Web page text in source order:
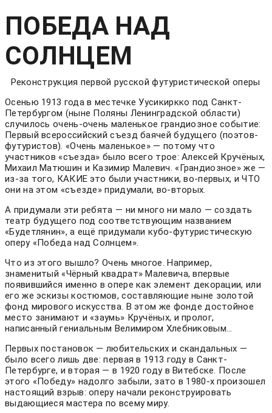
ПОБЕДА НАД
СОЛНЦЕМ
Реконструкция первой русской футуристической оперы
Осенью 1913 года в местечке Уусикиркко под Санкт-
Петербургом (ныне Поляны Ленинградской области)
случилось очень-очень маленькое грандиозное событие:
Первый всероссийский съезд баячей будущего (поэтов-
футуристов). «Очень маленькое» — потому что
участников «съезда» было всего трое: Алексей Кручёных,
Михаил Матюшин и Казимир Малевич. «Грандиозное» же —
из-за того, КАКИЕ это были участники, во-первых, и ЧТО
они на этом «съезде» придумали, во-вторых.
А придумали эти ребята — ни много ни мало — создать
театр будущего под соответствующим названием
«Будетлянин», а ещё придумали кубо-футуристическую
оперу «Победа над Солнцем».
Что из этого вышло? Очень многое. Например,
знаменитый «Чёрный квадрат» Малевича, впервые
появившийся именно в опере как элемент декорации, или
его же эскизы костюмов, составляющие ныне золотой
фонд мирового искусства. В этом же фонде достойное
место занимают и «заумь» Кручёных, и пролог,
написанный гениальным Велимиром Хлебниковым…
Первых постановок — любительских и скандальных —
было всего лишь две: первая в 1913 году в Санкт-
Петербурге, и вторая — в 1920 году в Витебске. После
этого «Победу» надолго забыли, зато в 1980-х произошел
настоящий взрыв: оперу начали реконструировать
выдающиеся мастера по всему миру.